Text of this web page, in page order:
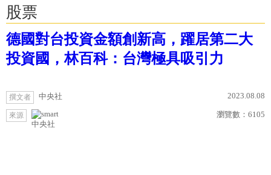
股票
德國對台投資金額創新高，躍居第二大
投資國，林百科：台灣極具吸引力
撰文者 中央社 2023.08.08
來源
中央社
瀏覽數： 6105